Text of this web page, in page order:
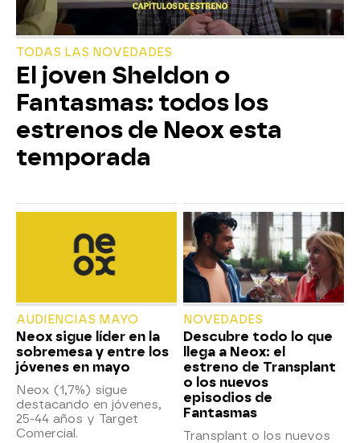
TODAS LAS NOVEDADES
El joven Sheldon o
Fantasmas: todos los
estrenos de Neox esta
temporada
AUDIENCIAS MAYO
Neox sigue líder en la
sobremesa y entre los
jóvenes en mayo
Neox (1,7%) sigue
destacando en jóvenes,
25-44 años y Target
Comercial.
NOVEDADES
Descubre todo lo que
llega a Neox: el
estreno de Transplant
o los nuevos
episodios de
Fantasmas
Transplant o los nuevos